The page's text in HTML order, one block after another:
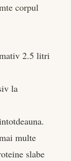
corpul
2.5 litri
la
multe
slabe